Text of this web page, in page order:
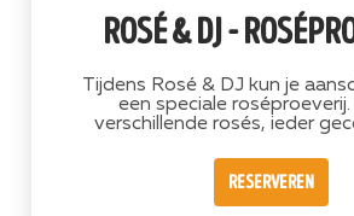
rosé & dj -
Tijdens Rosé & DJ kun je
een speciale
verschillende rosés, ieder
reserveren